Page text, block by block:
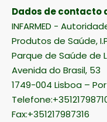
Dados de contacto
INFARMED -
Produtos de Saúde,
Parque de Saúde de
Avenida do Brasil, 53
1749-004 Lisboa –
Fax:+351217987316